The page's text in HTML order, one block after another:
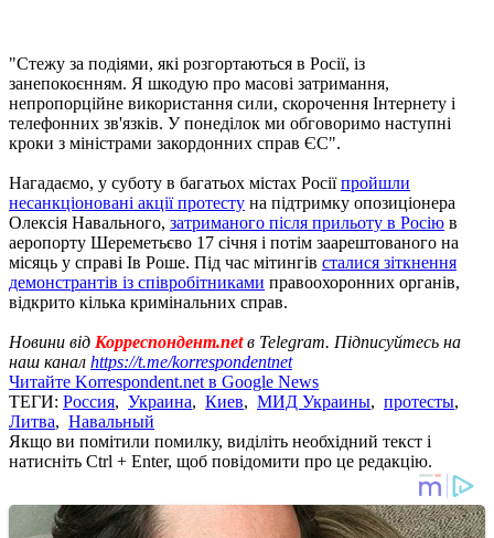
"Стежу за подіями, які розгортаються в Росії, із
занепокоєнням. Я шкодую про масові затримання,
непропорційне використання сили, скорочення Інтернету і
телефонних зв'язків. У понеділок ми обговоримо наступні
кроки з міністрами закордонних справ ЄС".
Нагадаємо, у суботу в багатьох містах Росіїпройшли
несанкціоновані акції протесту на підтримку опозиціонера
Олексія Навального, затриманого після прильоту в Росію в
аеропорту Шереметьєво 17 січня і потім заарештованого на
місяць у справі Ів Роше. Під час мітингів сталися зіткнення
демонстрантів із співробітниками правоохоронних органів,
відкрито кілька кримінальних справ.
Новини від Корреспондент.netв Telegram. Підписуйтесь на
наш канал https://t.me/korrespondentnet
Читайте Korrespondent.net в Google News
ТЕГИ: Россия, Украина, Киев, МИД Украины, протесты,
Литва, Навальный
Якщо ви помітили помилку, виділіть необхідний текст і
натисніть Ctrl + Enter, щоб повідомити про це редакцію.